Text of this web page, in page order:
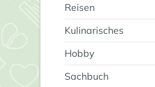
Reisen
Kulinarisches
Hobby
Sachbuch